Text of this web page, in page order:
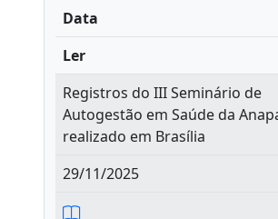
Data
Ler
Registros do III Seminário de
Autogestão em Saúde da
realizado em Brasília
29/11/2025